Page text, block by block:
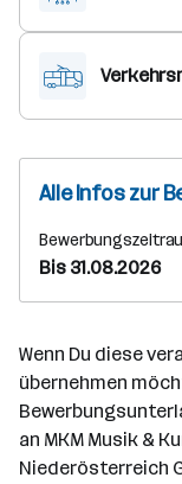
Alle Infos zur
Bis 31.08.2026
Wenn Du diese
übernehmen
an MKM Musik &
Niederösterreich